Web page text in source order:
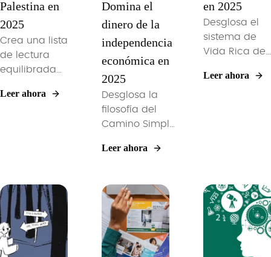
Palestina en
2025
Crea una lista
de lectura
equilibrada
que descifre
centrales,
narrativas
vividas y
análisis
profundos de
Leer ahora
Domina el
dinero de la
independencia
económica en
2025
Desglosa la
filosofía del
Camino Simple
con objetivos
flujos de
trabajo de
fondos
indexados y
disciplina
Leer ahora
en 2025
Desglosa el
sistema de
Vida Rica de
flujos de
impulsado
IA para
profesionales
modernos.
Leer ahora